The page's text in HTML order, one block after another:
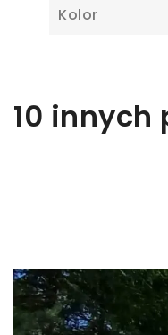
Kolor
10